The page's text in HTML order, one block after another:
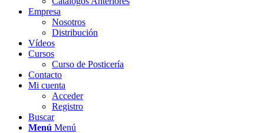
Empresa
Nosotros
Distribución
Vídeos
Cursos
Curso de Posticería
Contacto
Mi cuenta
Acceder
Registro
Buscar
Menú Menú